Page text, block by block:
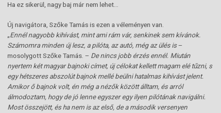
Ha ez sikerül, nagy baj már nem lehet…
Új navigátora, Szőke Tamás is ezen a véleményen van.
„Ennél nagyobb kihívást, mint ami rám vár, senkinek sem kívánok.
Számomra minden új lesz, a pilóta, az autó, még az ülés is–
mosolygott Szőke Tamás. – De nincs jobb érzés ennél. Miután
nyertem két magyar bajnoki címet, új célokat kellett magam elé tűzni, s
egy hétszeres abszolút bajnok mellé beülni hatalmas kihívást jelent.
Amikor ő bajnok volt, én még a nézők között álltam, és arról
álmodoztam, hogy de jó lenne egyszer egy ilyen pilótának navigálni.
Most összejött, és ha nem is az első, de a második versenyen